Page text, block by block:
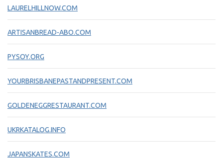
LAURELHILLNOW.COM
ARTISANBREAD-ABO.COM
PYSOY.ORG
YOURBRISBANEPASTANDPRESENT.COM
GOLDENEGGRESTAURANT.COM
UKRKATALOG.INFO
JAPANSKATES.COM